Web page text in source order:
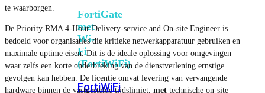
FortiGate
met
Wi-
Fi
(FortiWiFi)
FortiWiFi
te waarborgen.
De Priority RMA 4-Hour Delivery-service and On-site Engineer is
bedoeld voor organisaties die kritieke netwerkapparatuur gebruiken en
maximale uptime eisen. Dit is de ideale oplossing voor omgevingen
waar zelfs een korte onderbreking van de dienstverlening ernstige
gevolgen kan hebben. De licentie omvat levering van vervangende
hardware binnen de vastgestelde tijdslimiet, met technische on-site